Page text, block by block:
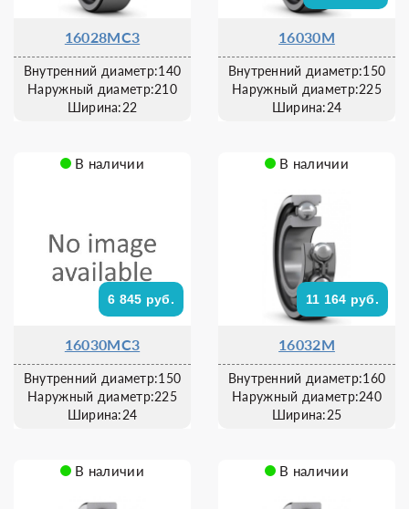
16028MC3
Внутренний диаметр:140
Наружный диаметр:210
Ширина:22
16030M
Внутренний диаметр:150
Наружный диаметр:225
Ширина:24
В наличии
6 845 руб.
16030MC3
Внутренний диаметр:150
Наружный диаметр:225
Ширина:24
В наличии
11 164 руб.
16032M
Внутренний диаметр:160
Наружный диаметр:240
Ширина:25
В наличии В наличии